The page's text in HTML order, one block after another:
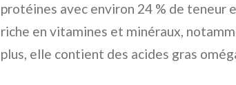
protéines avec environ 24 % de teneur
riche en vitamines et minéraux,
plus, elle contient des acides gras